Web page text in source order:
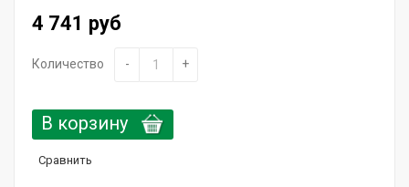
SPA - уход для волос
Средства для укладки
Горящие сроки / Поврежденная упаковка
4 741 руб
Количество - +
В корзину
Сравнить